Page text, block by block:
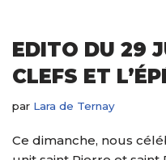
EDITO DU 29
CLEFS ET
par Lara de Ternay
Ce dimanche, nous